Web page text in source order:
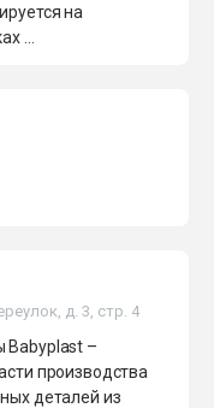
на
...
д. 3, стр. 4
Babyplast –
производства
деталей из